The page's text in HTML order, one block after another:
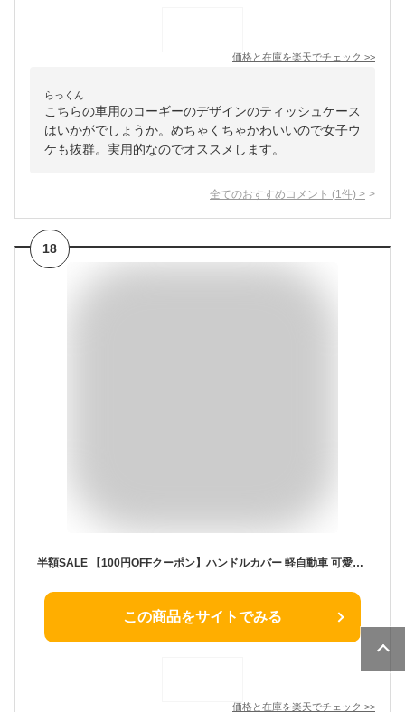
価格と在庫を楽天でチェック >>
らっくん
こちらの車用のコーギーのデザインのティッシュケース
はいかがでしょうか。めちゃくちゃかわいいので女子ウ
ケも抜群。実用的なのでオススメします。
全てのおすすめコメント (1 件) >
18
半額SALE 【100円OFFクーポン】ハンドルカバー 軽自動車 可愛い おしゃれ 車 s 本革 ステアリングカバー sサイズ 38cm ミニバン タント ジムニー ステップワゴン ワゴンR MRワゴン bB nbox bmw スパルコ ハスラー スペーシア cx-5 ソリオ ヴォクシー
この商品をサイトでみる
価格と在庫を楽天でチェック >>